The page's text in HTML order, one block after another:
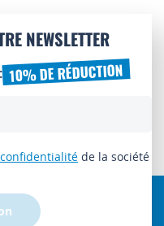
NEWSLETTER
10% DE RÉDUCTION
de la société